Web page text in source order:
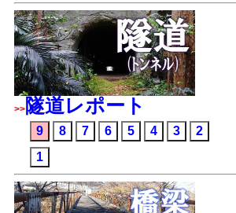
>> 隧道レポート
9 8 7 6 5 4 3
2
1